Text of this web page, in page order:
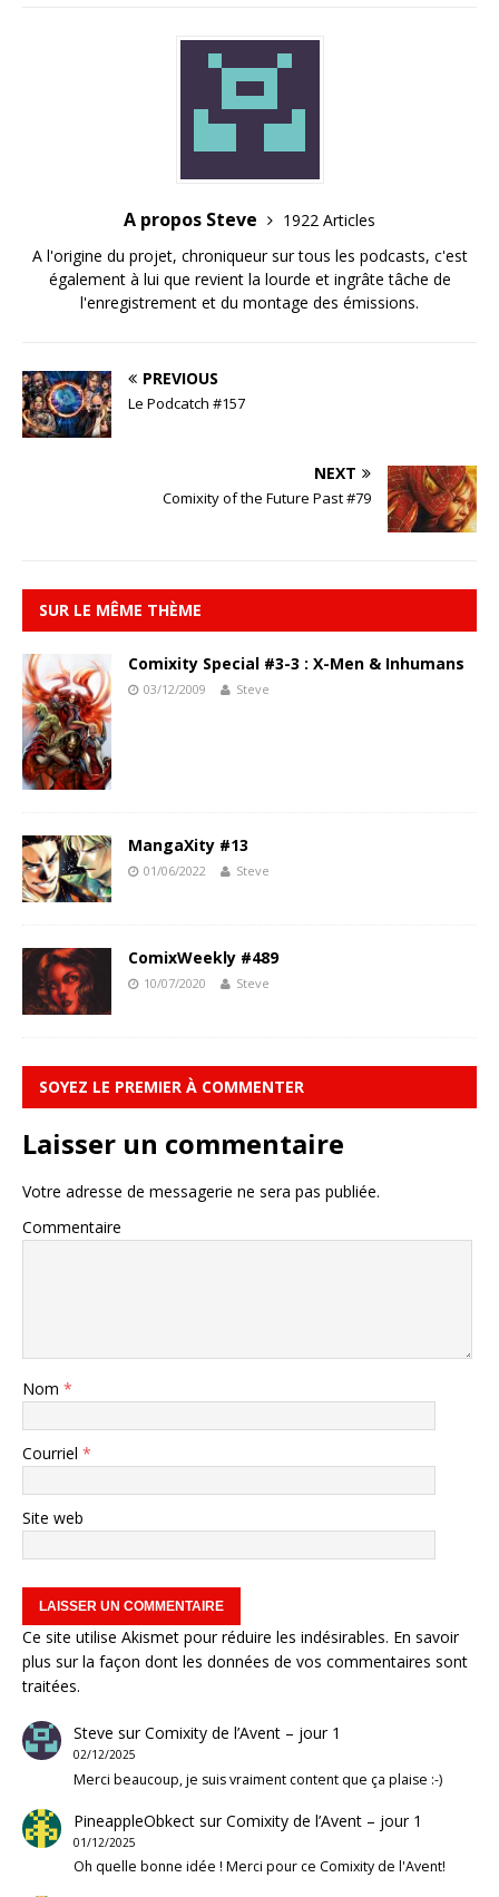
A propos Steve
1922 Articles
A l'origine du projet, chroniqueur sur tous les podcasts, c'est
également à lui que revient la lourde et ingrâte tâche de
l'enregistrement et du montage des émissions.
PREVIOUS
Le Podcatch #157
NEXT
Comixity of the Future Past #79
SUR LE MÊME THÈME
Comixity Special #3-3 : X-Men & Inhumans
03/12/2009 Steve
MangaXity #13
01/06/2022 Steve
ComixWeekly #489
10/07/2020 Steve
SOYEZ LE PREMIER À COMMENTER
Laisser un commentaire
Votre adresse de messagerie ne sera pas publiée.
Commentaire
Nom *
Courriel *
Site web
Ce site utilise Akismet pour réduire les indésirables. En savoir
plus sur la façon dont les données de vos commentaires sont
traitées.
Steve surComixity de l’Avent – jour 1
02/12/2025
Merci beaucoup, je suis vraiment content que ça plaise :-)
PineappleObkectsurComixity de l’Avent – jour 1
01/12/2025
Oh quelle bonne idée ! Merci pour ce Comixity de l'Avent!